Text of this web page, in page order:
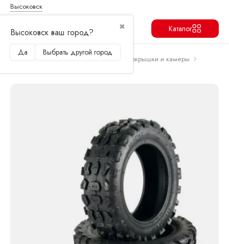
Высоковск
✖
Высоковск ваш город?
Да Выбрать другой город
Каталог
Главная Запчасти и аксессуары
Покрышки и камеры
Продолжить Перейти в корзину